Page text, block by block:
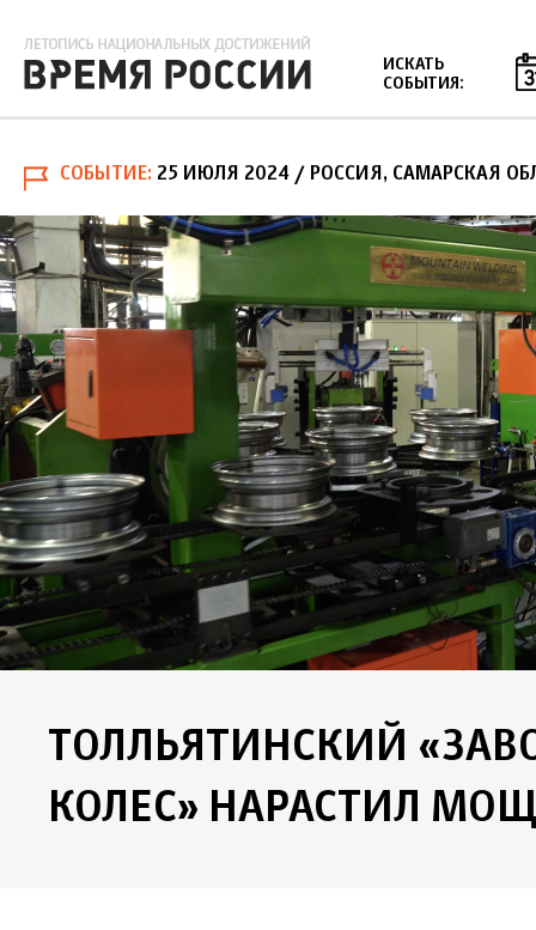
ИСКАТЬ
СОБЫТИЯ:
СОБЫТИЕ 25 ИЮЛЯ 2024 / РОССИЯ, САМАРСКАЯ
ТОЛЛЬЯТИНСКИЙ
КОЛЕС» НАРАСТИЛ